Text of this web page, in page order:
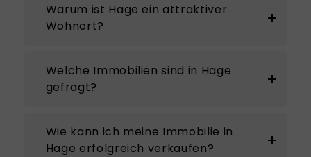
Warum ist Hage ein attraktiver
Wohnort?
Welche Immobilien sind in Hage
gefragt?
Wie kann ich meine Immobilie in
Hage erfolgreich verkaufen?